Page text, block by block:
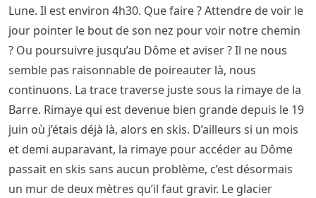
Lune. Il est environ 4h30. Que faire ? Attendre de voir le
jour pointer le bout de son nez pour voir notre chemin
? Ou poursuivre jusqu’au Dôme et aviser ? Il ne nous
semble pas raisonnable de poireauter là, nous
continuons. La trace traverse juste sous la rimaye de la
Barre. Rimaye qui est devenue bien grande depuis le 19
juin où j’étais déjà là, alors en skis. D’ailleurs si un mois
et demi auparavant, la rimaye pour accéder au Dôme
passait en skis sans aucun problème, c’est désormais
un mur de deux mètres qu’il faut gravir. Le glacier